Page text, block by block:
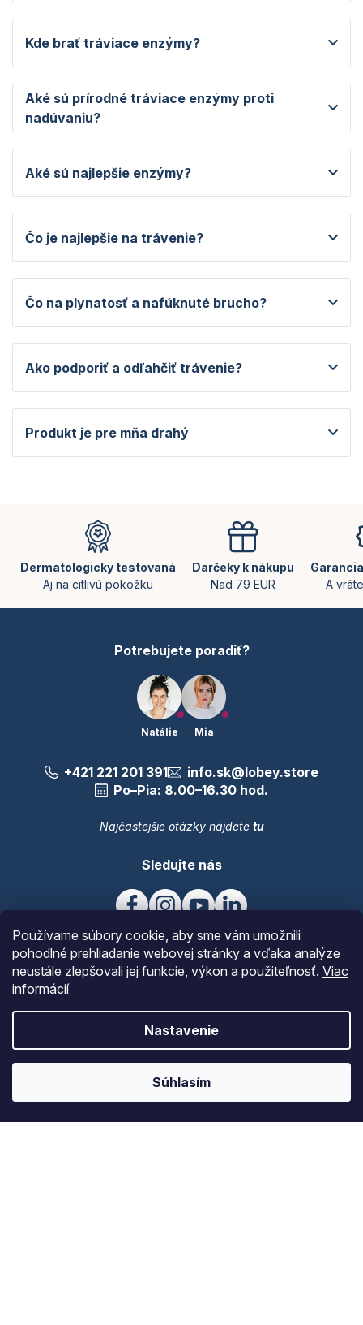
Používame súbory cookie, aby sme vám umožnili
pohodlné prehliadanie webovej stránky a vďaka analýze
neustále zlepšovali jej funkcie, výkon a použiteľnosť. Viac
informácií
Nastavenie
Súhlasím
Kde brať tráviace enzýmy?
Aké sú prírodné tráviace enzýmy proti
nadúvaniu?
Aké sú najlepšie enzýmy?
Čo je najlepšie na trávenie?
Čo na plynatosť a nafúknuté brucho?
Ako podporiť a odľahčiť trávenie?
Produkt je pre mňa drahý
Dermatologicky testovaná
Aj na citlivú pokožku
Darčeky k nákupu
Nad 79 EUR
A
Potrebujete poradiť?
Natálie Mia
+421 221 201 391
info.sk@lobey.store
Po–Pia: 8.00–16.30 hod.
Najčastejšie otázky nájdete tu
Sledujte nás
Novinky Zľavy Akcie
Informácie o nákupe